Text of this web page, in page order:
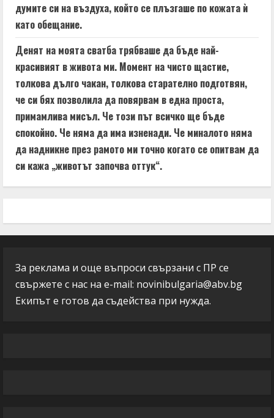
думите си на въздуха, който се плъзгаше по кожата ѝ
като обещание.
Денят на моята сватба трябваше да бъде най-
красивият в живота ми. Момент на чисто щастие,
толкова дълго чакан, толкова старателно подготвян,
че си бях позволила да повярвам в една проста,
примамлива мисъл. Че този път всичко ще бъде
спокойно. Че няма да има изненади. Че миналото няма
да надникне през рамото ми точно когато се опитвам да
си кажа „животът започва оттук“.
За реклама и още въпроси свързани с ПР се
свържете с нас на e-mail: novinibulgaria@abv.bg
Екипът е готов да съдейства при нужда.